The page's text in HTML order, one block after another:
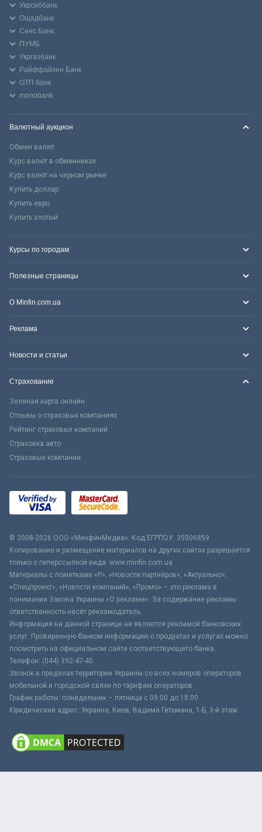
Укрсиббанк
Ощадбанк
Сенс Банк
ПУМБ
Укргазбанк
Райффайзен Банк
ОТП банк
monobank
Валютный аукцион
Обмен валют
Курс валют в обменниках
Курс валют на черном рынке
Купить доллар
Купить евро
Купить злотый
Курсы по городам
Полезные страницы
О Minfin.com.ua
Реклама
Новости и статьи
Страхование
Зеленая карта онлайн
Отзывы о страховых компаниях
Рейтинг страховых компаний
Страховка авто
Страховые компании
© 2008-2026 ООО «МинфинМедиа». Код ЕГРПОУ: 35506859
Копирование и размещение материалов на других сайтах разрешается
только с гиперссылкой вида: www.minfin.com.ua
Материалы с пометками «Р», «Новости партнёров», «Актуально»,
«Спецпроект», «Новости компаний», «Промо» – это реклама в
понимании Закона Украины «О рекламе». За содержание рекламы
ответственность несёт рекламодатель.
Информация на данной странице не является рекламой банковских
услуг. Проверенную банком информацию о продуктах и услугах можно
посмотреть на официальном сайте соответствующего банка.
Телефон: (044) 392-47-40
Звонок в пределах территории Украины со всех номеров операторов
мобильной и городской связи по тарифам операторов
График работы: понедельник – пятница с 09:00 до 18:00
Юридический адрес: Украина, Киев, Вадима Гетьмана, 1-Б, 3-й этаж